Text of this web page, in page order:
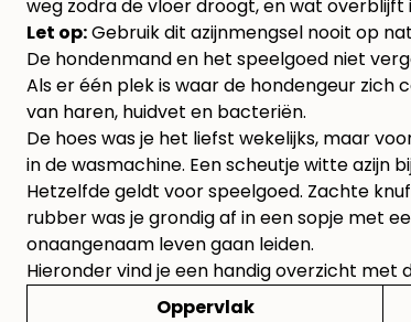
weg zodra de vloer droogt, en wat overblijft
Let op:Gebruik dit azijnmengsel nooit op
De hondenmand en het speelgoed niet
Als er één plek is waar de hondengeur
van haren, huidvet en bacteriën.
De hoes was je het liefst wekelijks, maar
in de wasmachine. Een scheutje witte azijn
Hetzelfde geldt voor speelgoed. Zachte
rubber was je grondig af in een sopje met
onaangenaam leven gaan leiden.
Hieronder vind je een handig overzicht
Oppervlak